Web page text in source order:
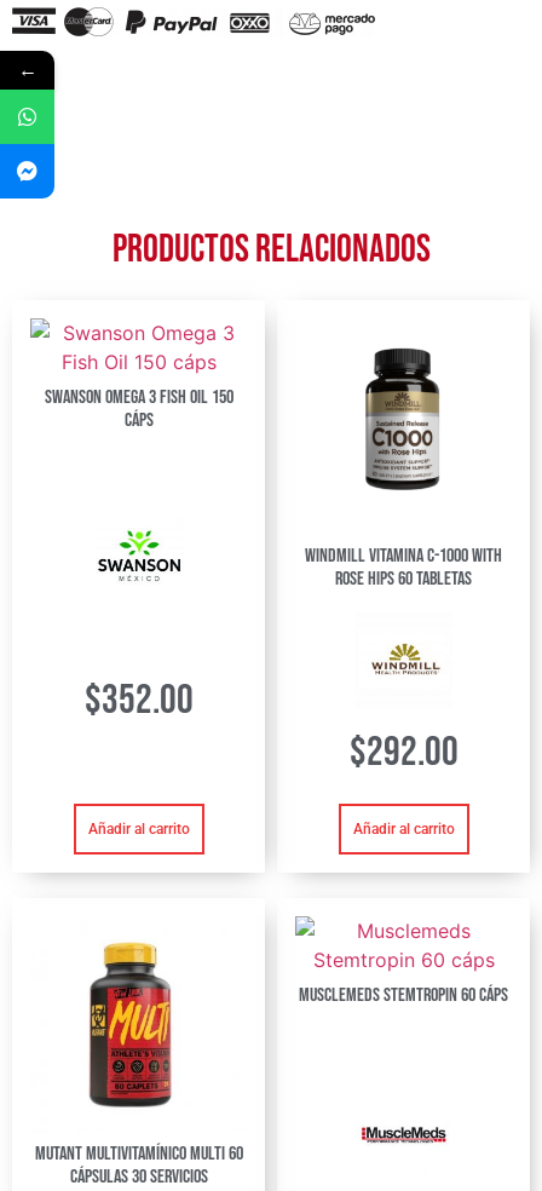
Productos relacionados
Swanson Omega 3 Fish Oil 150
cáps
$352.00
Añadir al carrito
Windmill Vitamina C-1000 with
Rose Hips 60 Tabletas
$292.00
Añadir al carrito
Mutant Multivitamínico Multi 60
Cápsulas 30 Servicios
Musclemeds Stemtropin 60 cáps
←